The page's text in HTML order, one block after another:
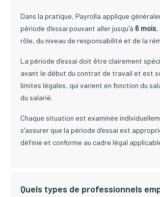
Dans la pratique, Payrolla applique
période d'essai pouvant aller jusqu'à 6 mois
rôle, du niveau de responsabilité et de la
La période d'essai doit être clairement
avant le début du contrat de travail et est
limites légales, qui varient en fonction du
du salarié.
Chaque situation est examinée
s'assurer que la période d'essai est
définie et conforme au cadre légal
Quels types de professionnels